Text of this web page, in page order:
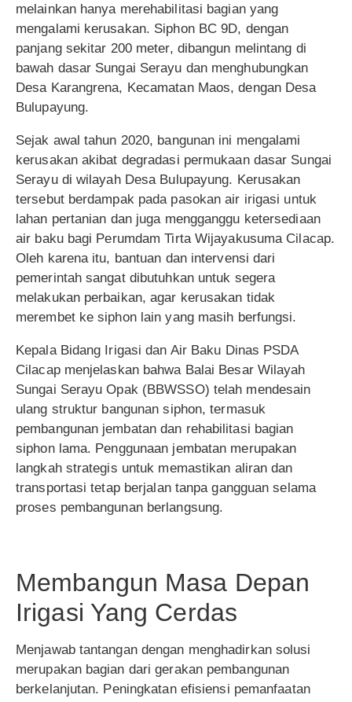
melainkan hanya merehabilitasi bagian yang
mengalami kerusakan. Siphon BC 9D, dengan
panjang sekitar 200 meter, dibangun melintang di
bawah dasar Sungai Serayu dan menghubungkan
Desa Karangrena, Kecamatan Maos, dengan Desa
Bulupayung.
Sejak awal tahun 2020, bangunan ini mengalami
kerusakan akibat degradasi permukaan dasar Sungai
Serayu di wilayah Desa Bulupayung. Kerusakan
tersebut berdampak pada pasokan air irigasi untuk
lahan pertanian dan juga mengganggu ketersediaan
air baku bagi Perumdam Tirta Wijayakusuma Cilacap.
Oleh karena itu, bantuan dan intervensi dari
pemerintah sangat dibutuhkan untuk segera
melakukan perbaikan, agar kerusakan tidak
merembet ke siphon lain yang masih berfungsi.
Kepala Bidang Irigasi dan Air Baku Dinas PSDA
Cilacap menjelaskan bahwa Balai Besar Wilayah
Sungai Serayu Opak (BBWSSO) telah mendesain
ulang struktur bangunan siphon, termasuk
pembangunan jembatan dan rehabilitasi bagian
siphon lama. Penggunaan jembatan merupakan
langkah strategis untuk memastikan aliran dan
transportasi tetap berjalan tanpa gangguan selama
proses pembangunan berlangsung.
Membangun Masa Depan
Irigasi Yang Cerdas
Menjawab tantangan dengan menghadirkan solusi
merupakan bagian dari gerakan pembangunan
berkelanjutan. Peningkatan efisiensi pemanfaatan